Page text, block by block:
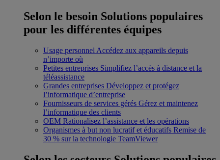
Selon le besoin Solutions populaires
pour les différentes équipes
Usage personnel Accédez aux appareils depuis
n’importe où
Petites entreprises Simplifiez l’accès à distance et la
téléassistance
Grandes entreprises Développez et protégez
l’informatique d’entreprise
Fournisseurs de services gérés Gérez et maintenez
l’informatique des clients
OEM Rationalisez l’assistance et les opérations
Organismes à but non lucratif et éducatifs Remise de
30 % sur la technologie TeamViewer